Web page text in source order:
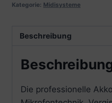
Kategorie: Midisysteme
Beschreibung
Die professionelle